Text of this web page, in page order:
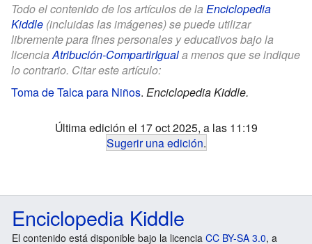
Todo el contenido de los artículos de la Enciclopedia
Kiddle (incluidas las imágenes) se puede utilizar
libremente para fines personales y educativos bajo la
licenciaAtribución-CompartirIguala menos que se indique
lo contrario. Citar este artículo:
Toma de Talca para Niños. Enciclopedia Kiddle.
Última edición el 17 oct 2025, a las 11:19
Sugerir una edición.
Enciclopedia Kiddle
El contenido está disponible bajo la licencia CC BY-SA 3.0, a